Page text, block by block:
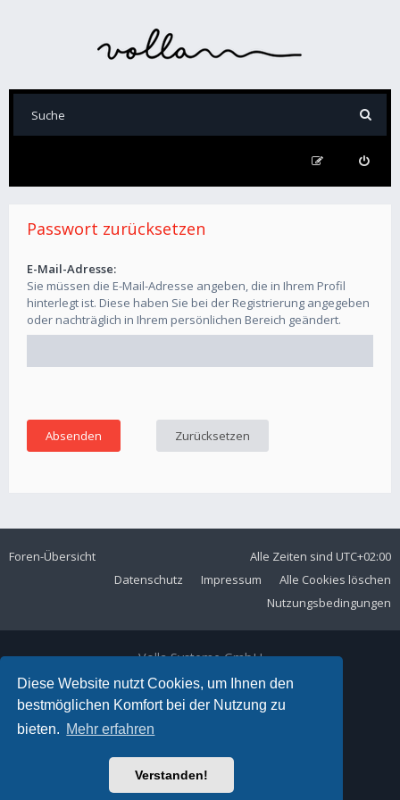
Diese Website nutzt Cookies, um Ihnen den
bestmöglichen Komfort bei der Nutzung zu
bieten. Mehr erfahren
Verstanden!
Passwort zurücksetzen
E-Mail-Adresse:
Sie müssen die E-Mail-Adresse angeben, die in Ihrem Profil
hinterlegt ist. Diese haben Sie bei der Registrierung angegeben
oder nachträglich in Ihrem persönlichen Bereich geändert.
Foren-Übersicht Alle Zeiten sind UTC+02:00
Alle Cookies löschen
Impressum
Datenschutz
Nutzungsbedingungen
Volla Systeme GmbH
Kölner Straße 102
42897 Remscheid
Telefon:+49 2191 59897 61
E-Mail:
Ariki Theme by